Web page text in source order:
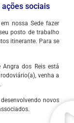
sociais
nossa Sede fazer
posto de trabalho
itinerante. Para se
dos Reis está
venha a
novos